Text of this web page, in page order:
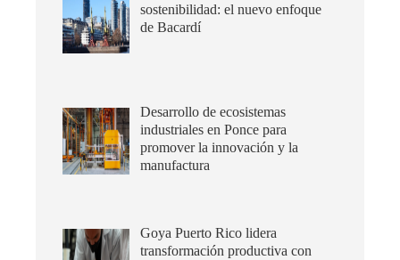
sostenibilidad: el nuevo enfoque
de Bacardí
Desarrollo de ecosistemas
industriales en Ponce para
promover la innovación y la
manufactura
Goya Puerto Rico lidera
transformación productiva con